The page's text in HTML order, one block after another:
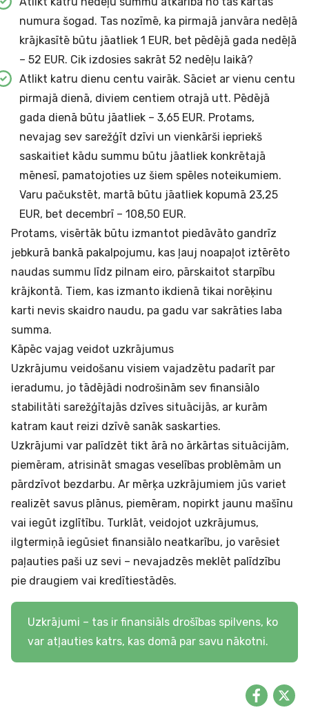
numura šogad. Tas nozīmē, ka pirmajā janvāra nedēļā
krājkasītē būtu jāatliek 1 EUR, bet pēdējā gada nedēļā
– 52 EUR. Cik izdosies sakrāt 52 nedēļu laikā?
Atlikt katru dienu centu vairāk. Sāciet ar vienu centu
pirmajā dienā, diviem centiem otrajā utt. Pēdējā
gada dienā būtu jāatliek – 3,65 EUR. Protams,
nevajag sev sarežģīt dzīvi un vienkārši iepriekš
saskaitiet kādu summu būtu jāatliek konkrētajā
mēnesī, pamatojoties uz šiem spēles noteikumiem.
Varu pačukstēt, martā būtu jāatliek kopumā 23,25
EUR, bet decembrī – 108,50 EUR.
Protams, visērtāk būtu izmantot piedāvāto gandrīz
jebkurā bankā pakalpojumu, kas ļauj noapaļot iztērēto
naudas summu līdz pilnam eiro, pārskaitot starpību
krājkontā. Tiem, kas izmanto ikdienā tikai norēķinu
karti nevis skaidro naudu, pa gadu var sakrāties laba
summa.
Kāpēc vajag veidot uzkrājumus
Uzkrājumu veidošanu visiem vajadzētu padarīt par
ieradumu, jo tādējādi nodrošinām sev finansiālo
stabilitāti sarežģītajās dzīves situācijās, ar kurām
katram kaut reizi dzīvē sanāk saskarties.
Uzkrājumi var palīdzēt tikt ārā no ārkārtas situācijām,
piemēram, atrisināt smagas veselības problēmām un
pārdzīvot bezdarbu. Ar mērķa uzkrājumiem jūs variet
realizēt savus plānus, piemēram, nopirkt jaunu mašīnu
vai iegūt izglītību. Turklāt, veidojot uzkrājumus,
ilgtermiņā iegūsiet finansiālo neatkarību, jo varēsiet
paļauties paši uz sevi – nevajadzēs meklēt palīdzību
pie draugiem vai kredītiestādēs.
Uzkrājumi – tas ir finansiāls drošības spilvens, ko
var atļauties katrs, kas domā par savu nākotni.